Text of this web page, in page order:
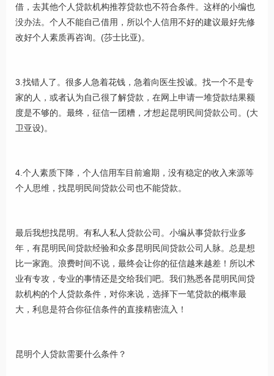
借，去其他个人贷款机构推荐贷款也不符合条件。这样的小编也
没办法。个人不能自己借用，所以个人信用不好的建议最好先修
改好个人素质再咨询。(莎士比亚)。
3.找错人了。很多人急着花钱，急着向医生投诚。找一个不是专
家的人，或者认为自己很了解贷款，在网上申请一堆贷款结果额
度是不够的。最终，征信一团糟，才想起昆明民间贷款公司。(大
卫亚设)。
4.个人素质下降，个人信用车目前逾期，没有稳定的收入来源等
个人思维，找昆明民间贷款公司也不能贷款。
最后我想找昆明。有私人私人贷款公司。小编从事贷款行业多
年，有昆明民间贷款经验和众多昆明民间贷款公司人脉。总是想
比一家跑。浪费时间不说，最终会让你的征信越来越差！所以术
业有专攻，专业的事情还是交给我们吧。我们熟悉各昆明民间贷
款机构的个人贷款条件，对你来说，选择下一笔贷款的概率最
大，利息是符合你征信条件的直接精密流入！
昆明个人贷款需要什么条件？